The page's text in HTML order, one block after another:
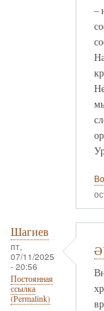
–
Шагиев
пт,
07/11/2025
- 20:56
Постоянная
ссылка
(Permalink)